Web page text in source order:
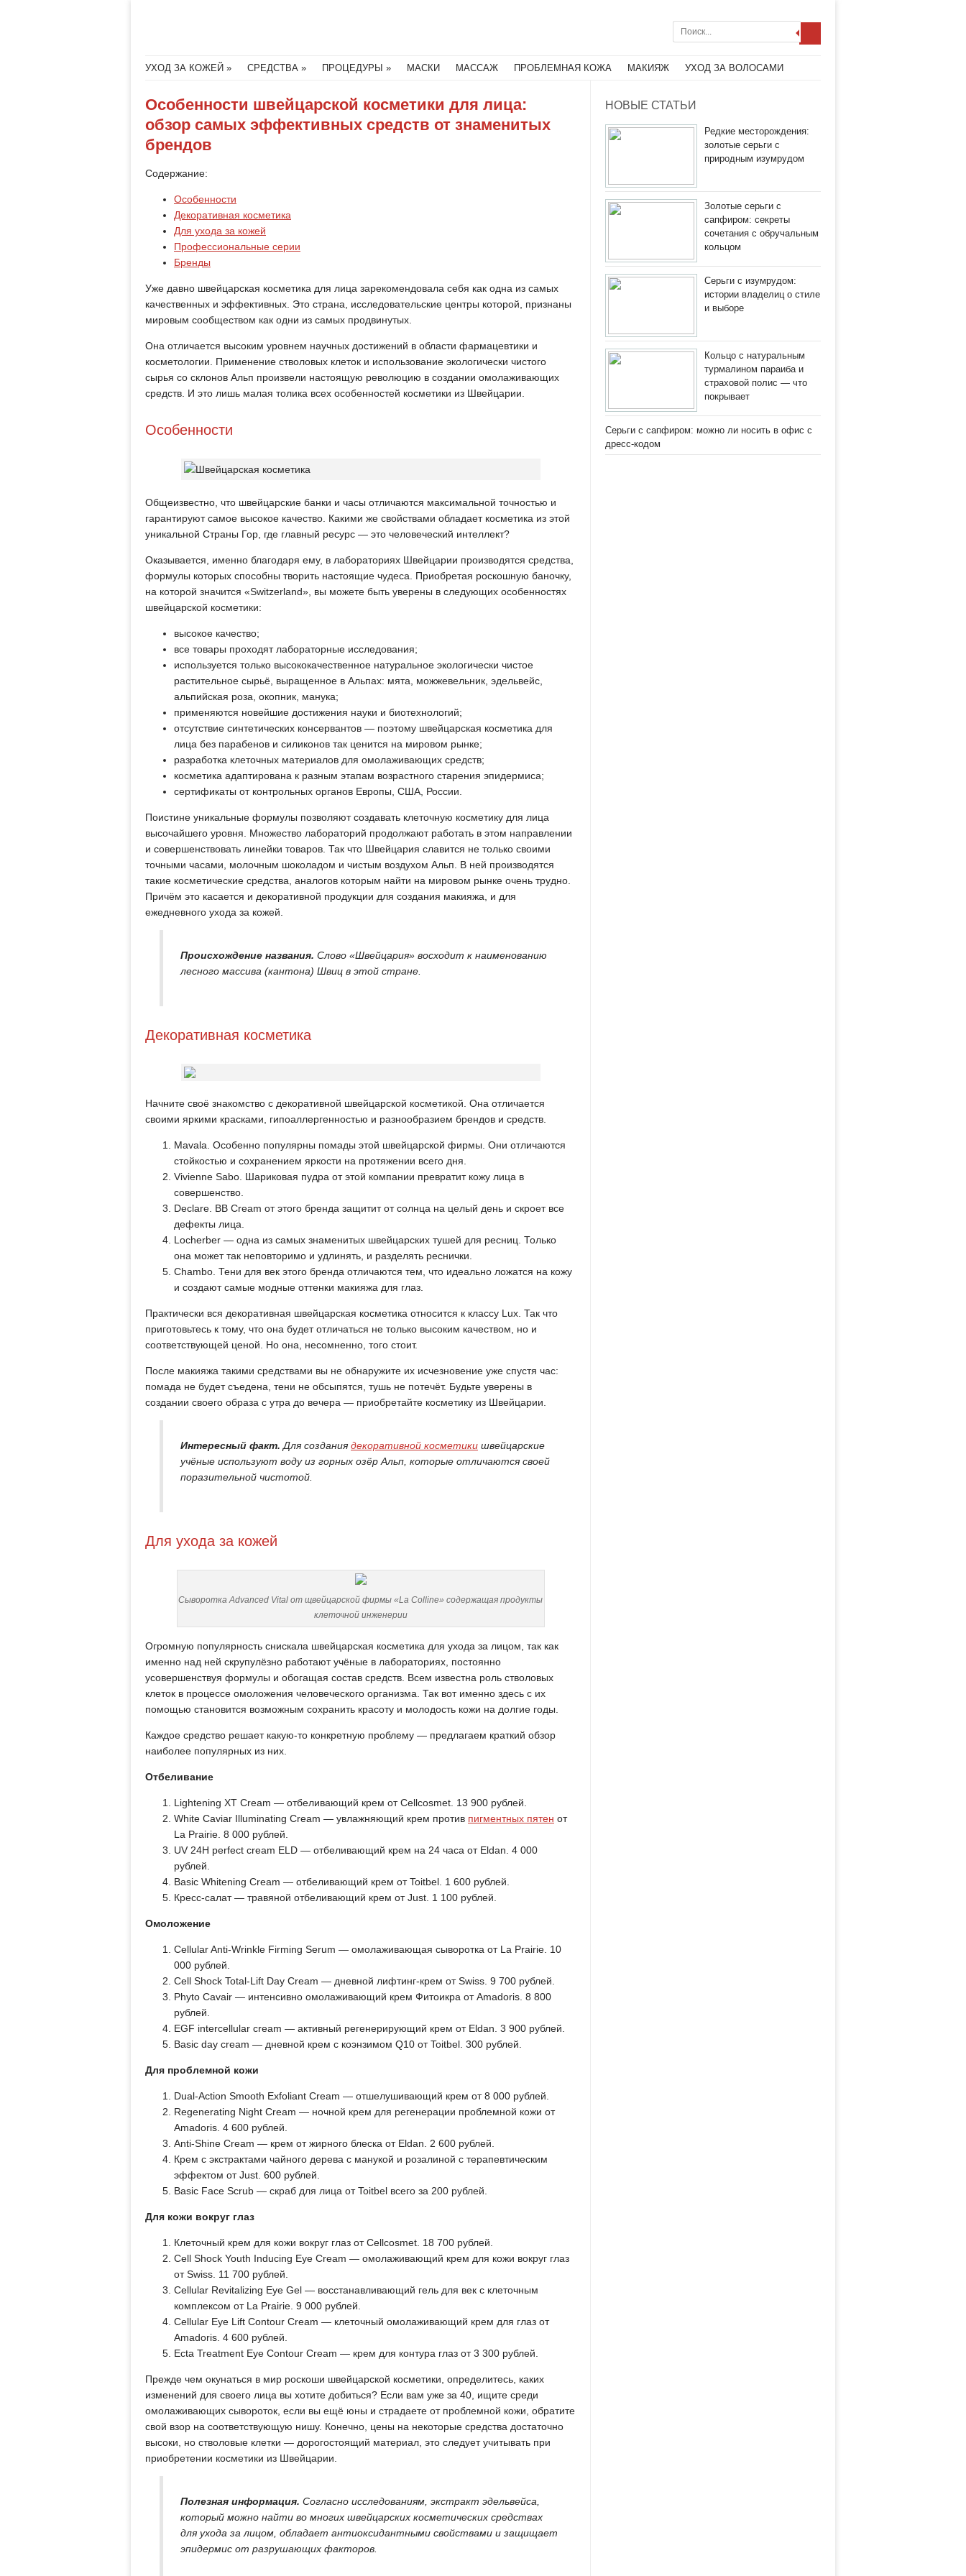
УХОД ЗА КОЖЕЙ СРЕДСТВА ПРОЦЕДУРЫ МАСКИ МАССАЖ ПРОБЛЕМНАЯ КОЖА МАКИЯЖ УХОД ЗА ВОЛОСАМИ
Особенности швейцарской косметики для лица:
обзор самых эффективных средств от знаменитых
брендов
Содержание:
Особенности
Декоративная косметика
Для ухода за кожей
Профессиональные серии
Бренды
Уже давно швейцарская косметика для лица зарекомендовала себя как одна из самых
качественных и эффективных. Это страна, исследовательские центры которой, признаны
мировым сообществом как одни из самых продвинутых.
Она отличается высоким уровнем научных достижений в области фармацевтики и
косметологии. Применение стволовых клеток и использование экологически чистого
сырья со склонов Альп произвели настоящую революцию в создании омолаживающих
средств. И это лишь малая толика всех особенностей косметики из Швейцарии.
Особенности
Общеизвестно, что швейцарские банки и часы отличаются максимальной точностью и
гарантируют самое высокое качество. Какими же свойствами обладает косметика из этой
уникальной Страны Гор, где главный ресурс — это человеческий интеллект?
Оказывается, именно благодаря ему, в лабораториях Швейцарии производятся средства,
формулы которых способны творить настоящие чудеса. Приобретая роскошную баночку,
на которой значится «Switzerland», вы можете быть уверены в следующих особенностях
швейцарской косметики:
высокое качество;
все товары проходят лабораторные исследования;
используется только высококачественное натуральное экологически чистое
растительное сырьё, выращенное в Альпах: мята, можжевельник, эдельвейс,
альпийская роза, окопник, манука;
применяются новейшие достижения науки и биотехнологий;
отсутствие синтетических консервантов — поэтому швейцарская косметика для
лица без парабенов и силиконов так ценится на мировом рынке;
разработка клеточных материалов для омолаживающих средств;
косметика адаптирована к разным этапам возрастного старения эпидермиса;
сертификаты от контрольных органов Европы, США, России.
Поистине уникальные формулы позволяют создавать клеточную косметику для лица
высочайшего уровня. Множество лабораторий продолжают работать в этом направлении
и совершенствовать линейки товаров. Так что Швейцария славится не только своими
точными часами, молочным шоколадом и чистым воздухом Альп. В ней производятся
такие косметические средства, аналогов которым найти на мировом рынке очень трудно.
Причём это касается и декоративной продукции для создания макияжа, и для
ежедневного ухода за кожей.
Происхождение названия. Слово «Швейцария» восходит к наименованию
лесного массива (кантона) Швиц в этой стране.
Декоративная косметика
Начните своё знакомство с декоративной швейцарской косметикой. Она отличается
своими яркими красками, гипоаллергенностью и разнообразием брендов и средств.
Mavala. Особенно популярны помады этой швейцарской фирмы. Они отличаются
стойкостью и сохранением яркости на протяжении всего дня.
Vivienne Sabo. Шариковая пудра от этой компании превратит кожу лица в
совершенство.
Declare. BB Cream от этого бренда защитит от солнца на целый день и скроет все
дефекты лица.
Locherber — одна из самых знаменитых швейцарских тушей для ресниц. Только
она может так неповторимо и удлинять, и разделять реснички.
Chambo. Тени для век этого бренда отличаются тем, что идеально ложатся на кожу
и создают самые модные оттенки макияжа для глаз.
Практически вся декоративная швейцарская косметика относится к классу Lux. Так что
приготовьтесь к тому, что она будет отличаться не только высоким качеством, но и
соответствующей ценой. Но она, несомненно, того стоит.
После макияжа такими средствами вы не обнаружите их исчезновение уже спустя час:
помада не будет съедена, тени не обсыпятся, тушь не потечёт. Будьте уверены в
создании своего образа с утра до вечера — приобретайте косметику из Швейцарии.
Интересный факт. Для создания декоративной косметики швейцарские
учёные используют воду из горных озёр Альп, которые отличаются своей
поразительной чистотой.
Для ухода за кожей
Сыворотка Advanced Vital от щвейцарской фирмы «La Colline» содержащая продукты
клеточной инженерии
Огромную популярность снискала швейцарская косметика для ухода за лицом, так как
именно над ней скрупулёзно работают учёные в лабораториях, постоянно
усовершенствуя формулы и обогащая состав средств. Всем известна роль стволовых
клеток в процессе омоложения человеческого организма. Так вот именно здесь с их
помощью становится возможным сохранить красоту и молодость кожи на долгие годы.
Каждое средство решает какую-то конкретную проблему — предлагаем краткий обзор
наиболее популярных из них.
Отбеливание
Lightening XT Cream — отбеливающий крем от Cellcosmet. 13 900 рублей.
White Caviar Illuminating Cream — увлажняющий крем против пигментных пятен от
La Prairie. 8 000 рублей.
UV 24H perfect cream ELD — отбеливающий крем на 24 часа от Eldan. 4 000
рублей.
Basic Whitening Cream — отбеливающий крем от Toitbel. 1 600 рублей.
Кресс-салат — травяной отбеливающий крем от Just. 1 100 рублей.
Омоложение
Cellular Anti-Wrinkle Firming Serum — омолаживающая сыворотка от La Prairie. 10
000 рублей.
Cell Shock Total-Lift Day Cream — дневной лифтинг-крем от Swiss. 9 700 рублей.
Phyto Cavair — интенсивно омолаживающий крем Фитоикра от Amadoris. 8 800
рублей.
EGF intercellular cream — активный регенерирующий крем от Eldan. 3 900 рублей.
Basic day cream — дневной крем с коэнзимом Q10 от Toitbel. 300 рублей.
Для проблемной кожи
Dual-Action Smooth Exfoliant Cream — отшелушивающий крем от 8 000 рублей.
Regenerating Night Cream — ночной крем для регенерации проблемной кожи от
Amadoris. 4 600 рублей.
Anti-Shine Cream — крем от жирного блеска от Eldan. 2 600 рублей.
Крем с экстрактами чайного дерева с манукой и розалиной с терапевтическим
эффектом от Just. 600 рублей.
Basic Face Scrub — скраб для лица от Toitbel всего за 200 рублей.
Для кожи вокруг глаз
Клеточный крем для кожи вокруг глаз от Cellcosmet. 18 700 рублей.
Cell Shock Youth Inducing Eye Cream — омолаживающий крем для кожи вокруг глаз
от Swiss. 11 700 рублей.
Cellular Revitalizing Eye Gel — восстанавливающий гель для век с клеточным
комплексом от La Prairie. 9 000 рублей.
Cellular Eye Lift Contour Cream — клеточный омолаживающий крем для глаз от
Amadoris. 4 600 рублей.
Ecta Treatment Eye Contour Cream — крем для контура глаз от 3 300 рублей.
Прежде чем окунаться в мир роскоши швейцарской косметики, определитесь, каких
изменений для своего лица вы хотите добиться? Если вам уже за 40, ищите среди
омолаживающих сывороток, если вы ещё юны и страдаете от проблемной кожи, обратите
свой взор на соответствующую нишу. Конечно, цены на некоторые средства достаточно
высоки, но стволовые клетки — дорогостоящий материал, это следует учитывать при
приобретении косметики из Швейцарии.
Полезная информация. Согласно исследованиям, экстракт эдельвейса,
который можно найти во многих швейцарских косметических средствах
для ухода за лицом, обладает антиоксидантными свойствами и защищает
эпидермис от разрушающих факторов.
НОВЫЕ СТАТЬИ
Редкие месторождения:
золотые серьги с
природным изумрудом
Золотые серьги с
сапфиром: секреты
сочетания с обручальным
кольцом
Серьги с изумрудом:
истории владелиц о стиле
и выборе
Кольцо с натуральным
турмалином параиба и
страховой полис — что
покрывает
Серьги с сапфиром: можно ли носить в офис с
дресс-кодом